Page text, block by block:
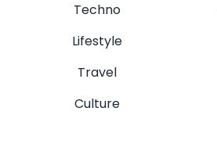
Techno
Lifestyle
Travel
Culture